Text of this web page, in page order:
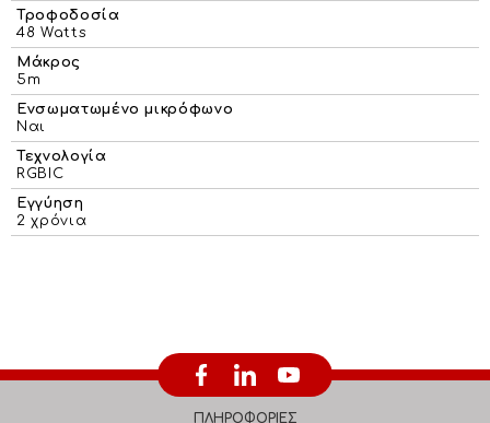
Τροφοδοσία
48 Watts
Μάκρος
5m
Ενσωματωμένο μικρόφωνο
Ναι
Τεχνολογία
RGBIC
Εγγύηση
2 χρόνια
ΠΛΗΡΟΦΟΡΙΕΣ